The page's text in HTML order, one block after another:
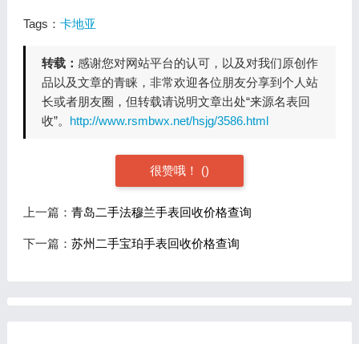
Tags： 卡地亚
转载： 感谢您对网站平台的认可，以及对我们原创作
品以及文章的青睐，非常欢迎各位朋友分享到个人站
长或者朋友圈，但转载请说明文章出处“来源名表回
收”。 http://www.rsmbwx.net/hsjg/3586.html
很赞哦！ ()
上一篇： 青岛二手法穆兰手表回收价格查询
下一篇： 苏州二手宝珀手表回收价格查询